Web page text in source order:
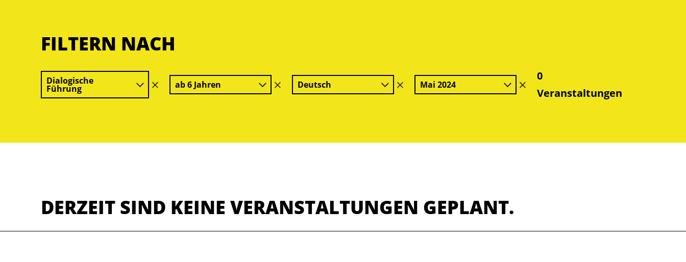
FILTERN NACH
Dialogische
Führung
Filter
löschen
ab 6 Jahren
Filter
löschen
Deutsch
Filter
löschen
Mai 2024
Filter
löschen
0
Veranstaltungen
DERZEIT SIND KEINE VERANSTALTUNGEN GEPLANT.